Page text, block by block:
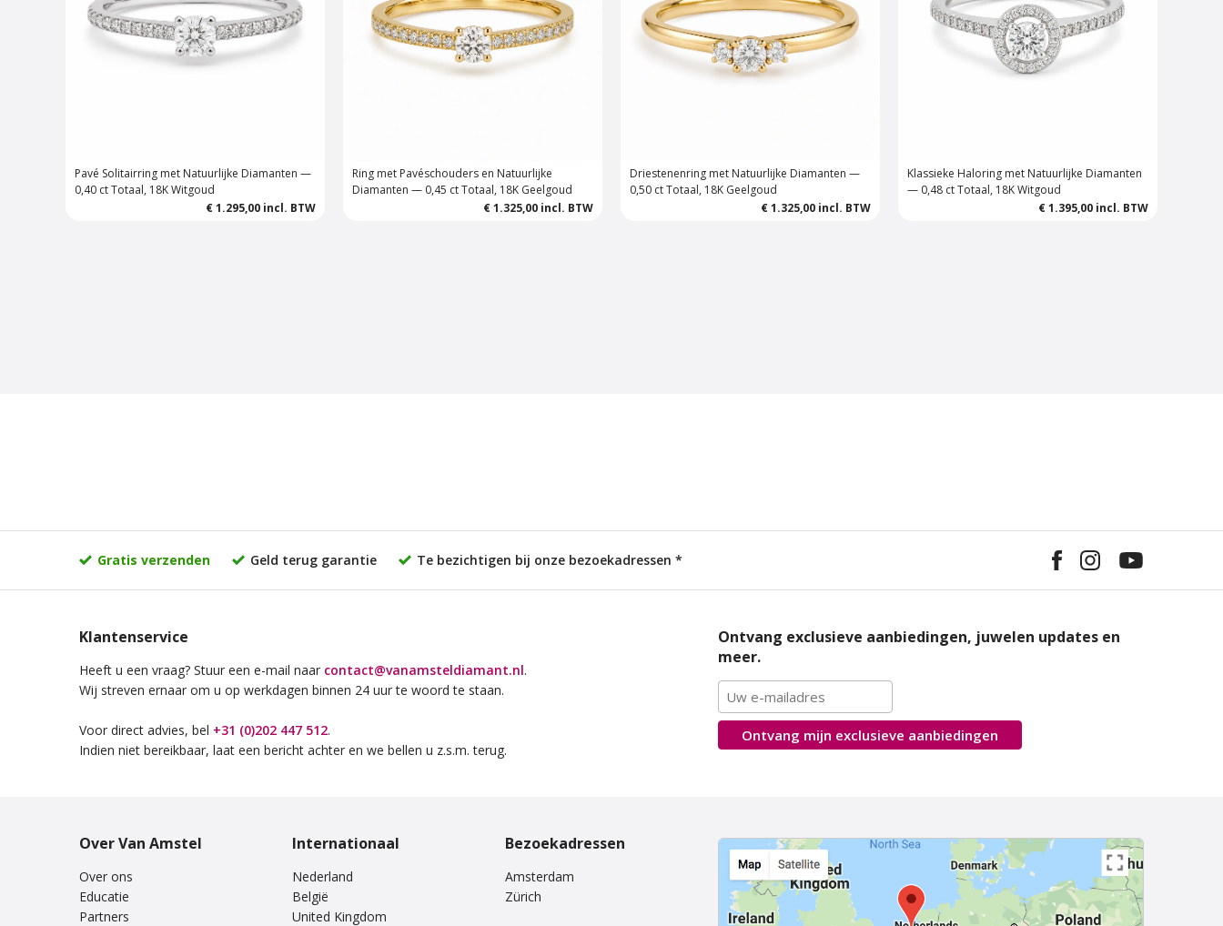
Pavé Solitairring met Natuurlijke Diamanten —
0,40 ct Totaal, 18K Witgoud
€ 1.295,00 incl. BTW
Ring met Pavéschouders en Natuurlijke
Diamanten — 0,45 ct Totaal, 18K Geelgoud
€ 1.325,00 incl. BTW
Driestenenring met Natuurlijke Diamanten —
0,50 ct Totaal, 18K Geelgoud
€ 1.325,00 incl. BTW
Klassieke Haloring met Natuurlijke Diamanten
— 0,48 ct Totaal, 18K Witgoud
€ 1.395,00 incl. BTW
Gratis verzenden Geld terug garantie Te bezichtigen bij onze bezoekadressen *
Klantenservice
Heeft u een vraag? Stuur een e-mail naar contact@vanamsteldiamant.nl.
Wij streven ernaar om u op werkdagen binnen 24 uur te woord te staan.
Voor direct advies, bel +31 (0)202 447 512.
Indien niet bereikbaar, laat een bericht achter en we bellen u z.s.m. terug.
Ontvang exclusieve aanbiedingen, juwelen updates en
meer.
Ontvang mijn exclusieve aanbiedingen
Over Van Amstel
Over ons
Educatie
Partners
Internationaal
Nederland
België
United Kingdom
Bezoekadressen
Amsterdam
Zürich